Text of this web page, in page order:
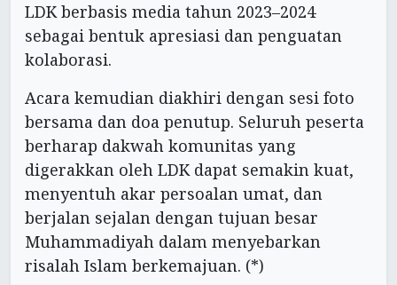
LDK berbasis media tahun 2023–2024
sebagai bentuk apresiasi dan penguatan
kolaborasi.
Acara kemudian diakhiri dengan sesi foto
bersama dan doa penutup. Seluruh peserta
berharap dakwah komunitas yang
digerakkan oleh LDK dapat semakin kuat,
menyentuh akar persoalan umat, dan
berjalan sejalan dengan tujuan besar
Muhammadiyah dalam menyebarkan
risalah Islam berkemajuan. (*)